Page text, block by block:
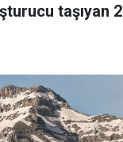
taşıyan 2